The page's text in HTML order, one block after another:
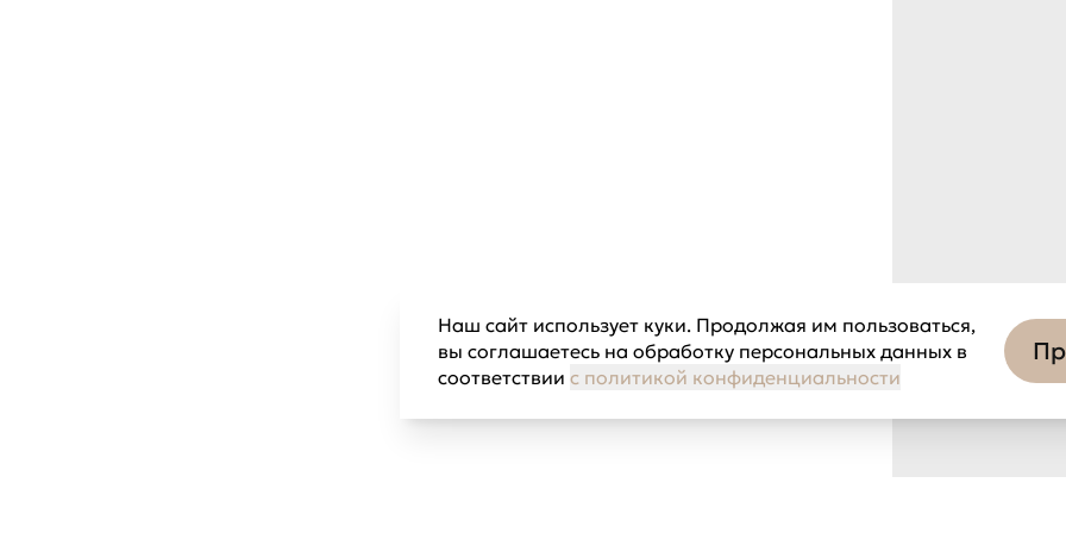
Наш сайт использует куки. Продолжая им пользоваться,
вы соглашаетесь на обработку персональных данных в
соответствии с политикой конфиденциальности